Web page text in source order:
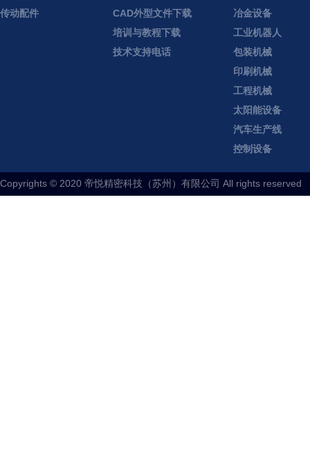
传动配件
CAD外型文件下载
培训与教程下载
技术支持电话
冶金设备
工业机器人
包装机械
印刷机械
工程机械
太阳能设备
汽车生产线
控制设备
Copyrights © 2020 帝悦精密科技（苏州）有限公司 All rights reserved